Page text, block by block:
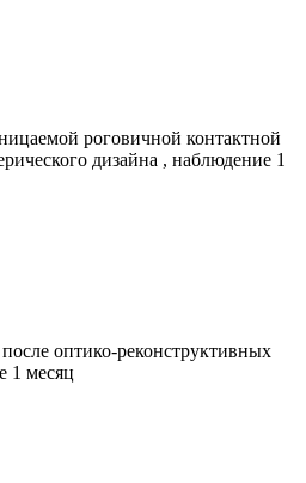
роговичной контактной
дизайна , наблюдение 1
оптико-реконструктивных
1 месяц